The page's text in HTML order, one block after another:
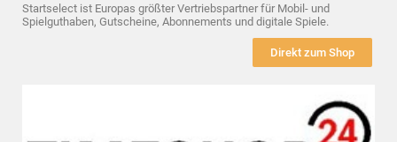
Startselect ist Europas größter Vertriebspartner für Mobil- und
Spielguthaben, Gutscheine, Abonnements und digitale Spiele.
Direkt zum Shop